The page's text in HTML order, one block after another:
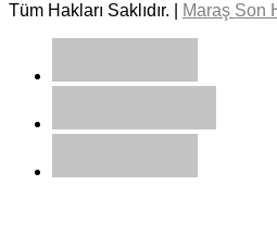
Tüm Hakları Saklıdır. |
Maraş Son